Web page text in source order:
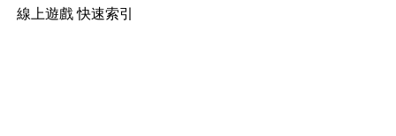
線上遊戲 快速索引